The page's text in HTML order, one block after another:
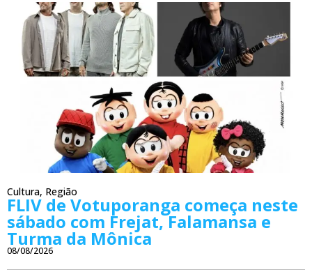
Cultura, Região
FLIV de Votuporanga começa neste
sábado com Frejat, Falamansa e
Turma da Mônica
08/08/2026